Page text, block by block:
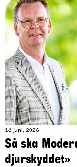
18 juni, 2026
Så ska
djurskyddet»